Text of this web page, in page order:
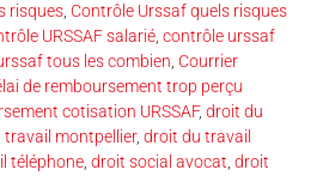
risques, Contrôle Urssaf quels risques
URSSAF salarié, contrôle urssaf
tous les combien, Courrier
de remboursement trop perçu
cotisation URSSAF, droit du
travail montpellier, droit du travail
téléphone, droit social avocat, droit